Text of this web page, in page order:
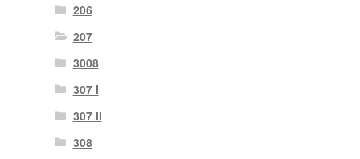
206
207
3008
307 I
307 II
308